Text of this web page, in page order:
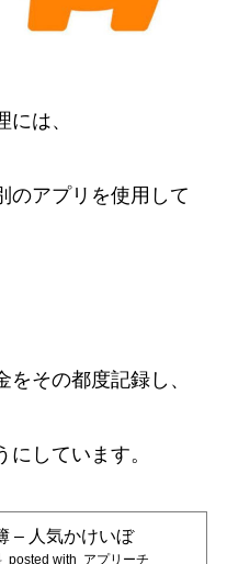
は、
のアプリを使用して
その都度記録し、
しています。
– 人気かけいぼ
posted with アプリーチ